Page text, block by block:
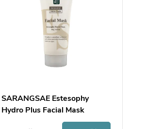
SARANGSAE Estesophy
Hydro Plus Facial Mask